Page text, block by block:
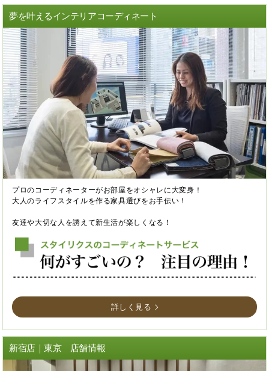
夢を叶えるインテリアコーディネート
プロのコーディネーターがお部屋をオシャレに大変身！
大人のライフスタイルを作る家具選びをお手伝い！
友達や大切な人を誘えて新生活が楽しくなる！
詳しく見る
新宿店｜東京 店舗情報